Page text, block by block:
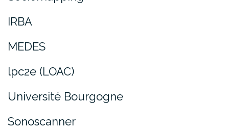
IRBA
MEDES
lpc2e (LOAC)
Université Bourgogne
Sonoscanner